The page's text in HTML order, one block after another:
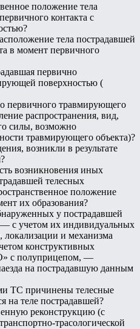
положение тела
контакта с
тела пострадавшей
в момент первичного
первично
поверхностью (
первичного травмирующего
распространения, вид,
силы, возможно
травмирующего объекта)?
возникли в результате
возникновения иных
телесных
положение
их образования?
у пострадавшей
с учетом их индивидуальных
локализации и механизма
конструктивных
с полуприцепом, —
на пострадавшую данным
ТС причинены телесные
на теле пострадавшей?
реконструкцию (с
трасологической